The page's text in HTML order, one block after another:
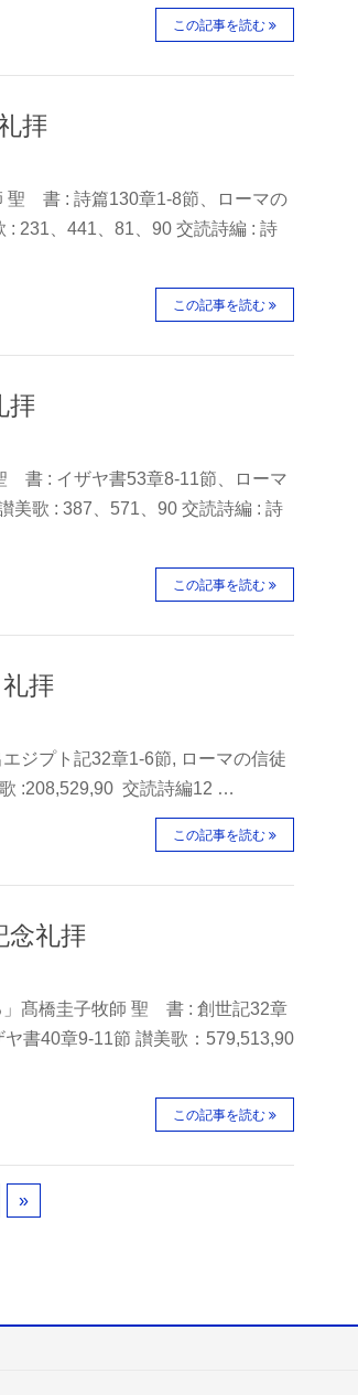
この記事を読む
拝
聖 書 : 詩篇130章1-8節、ローマの
231、441、81、90 交読詩編 : 詩
この記事を読む
拝
書 : イザヤ書53章8-11節、ローマ
歌 : 387、571、90 交読詩編 : 詩
この記事を読む
拝
プト記32章1-6節, ローマの信徒
:208,529,90 交読詩編12 …
この記事を読む
念礼拝
髙橋圭子牧師 聖 書 : 創世記32章
書40章9-11節 讃美歌：579,513,90
この記事を読む
»